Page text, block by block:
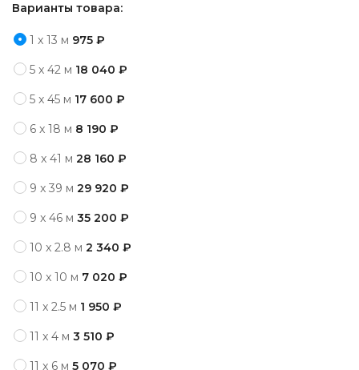
Варианты товара:
1 x 13 м 975 ₽
5 x 42 м 18 040 ₽
5 x 45 м 17 600 ₽
6 x 18 м 8 190 ₽
8 x 41 м 28 160 ₽
9 x 39 м 29 920 ₽
9 x 46 м 35 200 ₽
10 x 2.8 м 2 340 ₽
10 x 10 м 7 020 ₽
11 x 2.5 м 1 950 ₽
11 x 4 м 3 510 ₽
11 x 6 м 5 070 ₽